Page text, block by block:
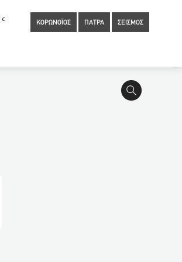
C
ΚΟΡΩΝΟΪΟΣ ΠΑΤΡΑ ΣΕΙΣΜΟΣ
η ενότητα του Δημοτικού Κινητού